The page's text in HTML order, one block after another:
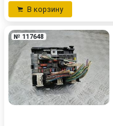
В корзину
№ 117648